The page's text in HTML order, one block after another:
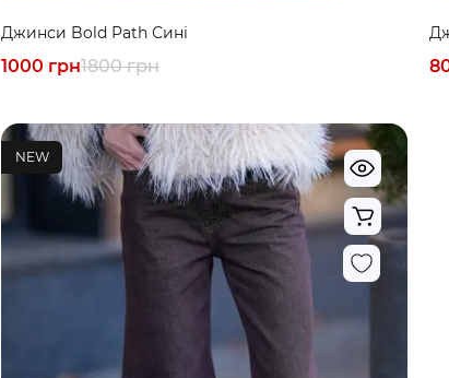
Джинси Bold Path Сині
1800 грн
1000 грн
NEW